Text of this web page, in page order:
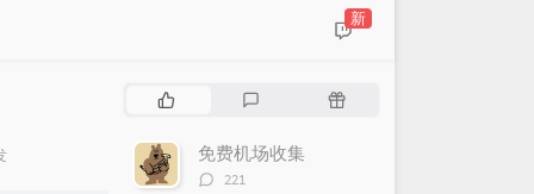
新
文
评
随
免费机场收集
评
221